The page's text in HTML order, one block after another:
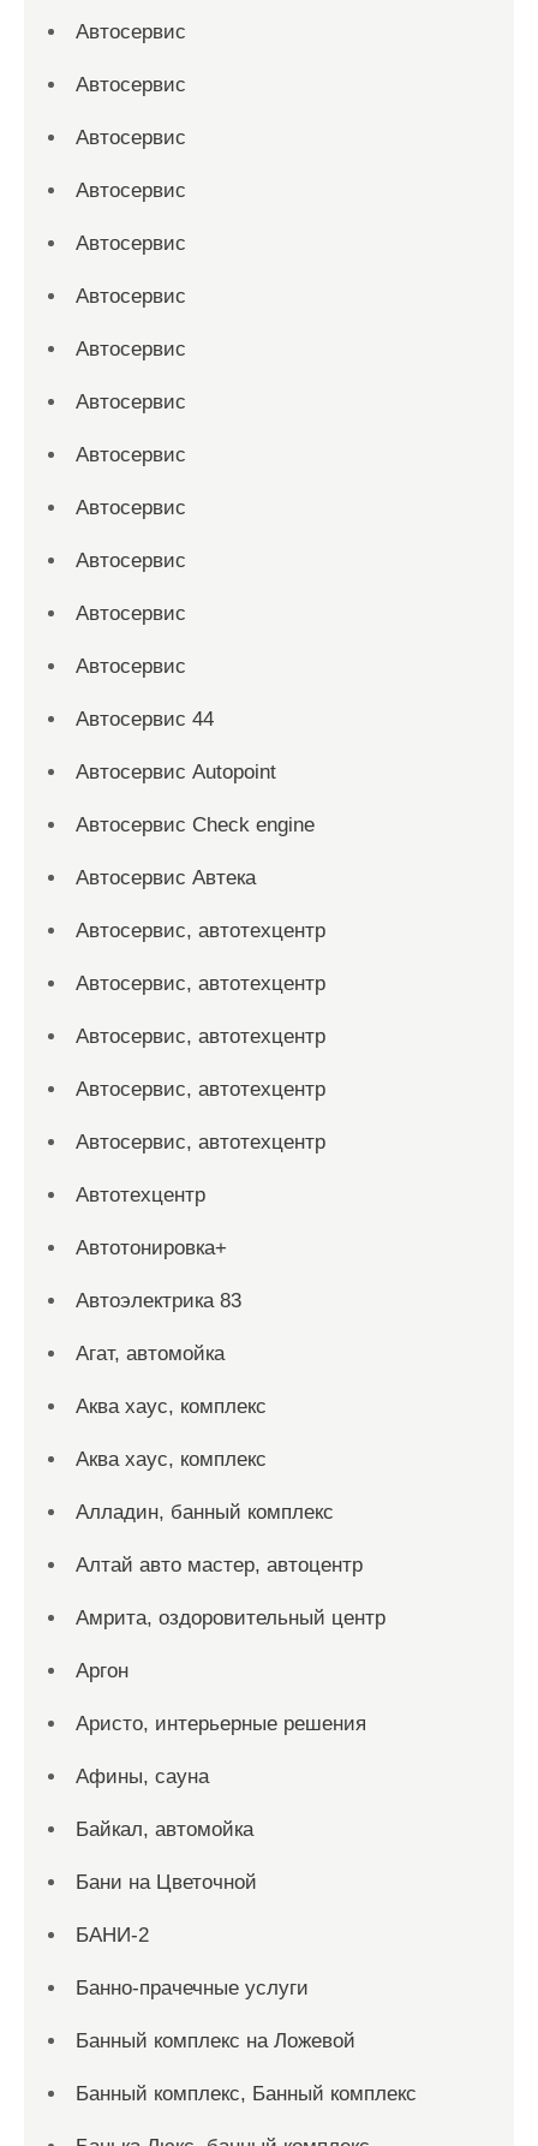
Автосервис
Автосервис
Автосервис
Автосервис
Автосервис
Автосервис
Автосервис
Автосервис
Автосервис
Автосервис
Автосервис
Автосервис
Автосервис
Автосервис 44
Автосервис Autopoint
Автосервис Check engine
Автосервис Автека
Автосервис, автотехцентр
Автосервис, автотехцентр
Автосервис, автотехцентр
Автосервис, автотехцентр
Автосервис, автотехцентр
Автотехцентр
Автотонировка+
Автоэлектрика 83
Агат, автомойка
Аква хаус, комплекс
Аква хаус, комплекс
Алладин, банный комплекс
Алтай авто мастер, автоцентр
Амрита, оздоровительный центр
Аргон
Аристо, интерьерные решения
Афины, сауна
Байкал, автомойка
Бани на Цветочной
БАНИ-2
Банно-прачечные услуги
Банный комплекс на Ложевой
Банный комплекс, Банный комплекс